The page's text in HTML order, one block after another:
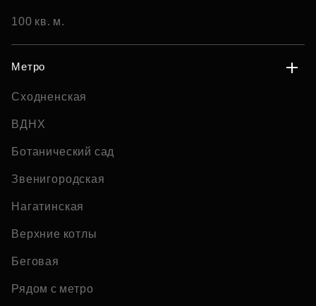
100 кв. м.
Метро
Сходненская
ВДНХ
Ботанический сад
Звенигородская
Нагатинская
Верхние котлы
Беговая
Рядом с метро